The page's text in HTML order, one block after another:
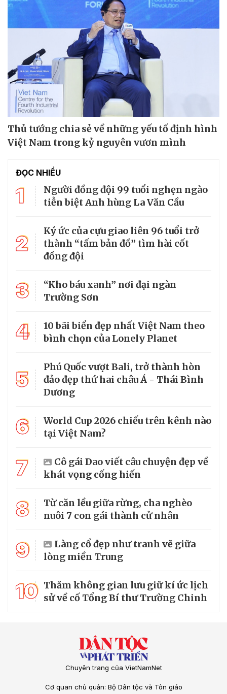
Thủ tướng chia sẻ về những yếu tố định hình
Việt Nam trong kỷ nguyên vươn mình
ĐỌC NHIỀU
1
Người đồng đội 99 tuổi nghẹn ngào
tiễn biệt Anh hùng La Văn Cầu
2
Ký ức của cựu giao liên 96 tuổi trở
thành “tấm bản đồ” tìm hài cốt
đồng đội
3
“Kho báu xanh” nơi đại ngàn
Trường Sơn
4
10 bãi biển đẹp nhất Việt Nam theo
bình chọn của Lonely Planet
5
Phú Quốc vượt Bali, trở thành hòn
đảo đẹp thứ hai châu Á - Thái Bình
Dương
6
World Cup 2026 chiếu trên kênh nào
tại Việt Nam?
7
Cô gái Dao viết câu chuyện đẹp về
khát vọng cống hiến
8
Từ căn lều giữa rừng, cha nghèo
nuôi 7 con gái thành cử nhân
9
Làng cổ đẹp như tranh vẽ giữa
lòng miền Trung
10 Thăm không gian lưu giữ kí ức lịch
sử về cố Tổng Bí thư Trường Chinh
Chuyên trang của VietNamNet
Cơ quan chủ quản: Bộ Dân tộc và Tôn giáo